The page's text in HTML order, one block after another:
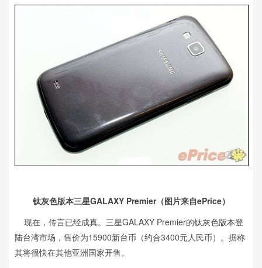
钛灰色版本三星GALAXY Premier（图片来自ePrice）
现在，传言已经成真。三星GALAXY Premier的钛灰色版本登
陆台湾市场，售价为15900新台币（约合3400元人民币）。据称
其将很快在其他亚洲国家开售。